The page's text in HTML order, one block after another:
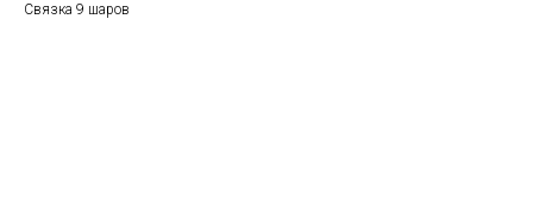
Связка 9 шаров